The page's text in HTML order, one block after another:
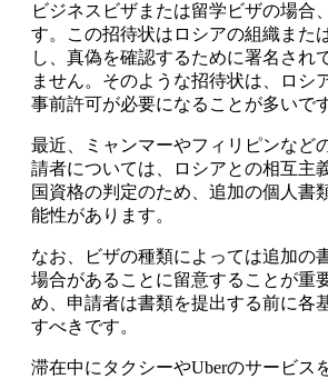
ビジネスビザまたは留学ビザの場合
す。この招待状はロシアの組織また
し、真偽を確認するために署名され
ません。そのような招待状は、ロシ
事前許可が必要になることが多いです
最近、ミャンマーやフィリピンなど
請者については、ロシアとの相互主
国資格の判定のため、追加の個人書
能性があります。
なお、ビザの種類によっては追加の
場合があることに留意することが重
め、申請者は書類を提出する前に各
すべきです。
滞在中にタクシーやUberのサービス